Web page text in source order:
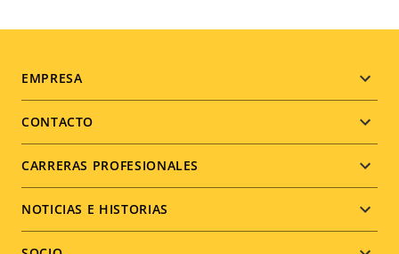
Footer
menu
EMPRESA
CONTACTO
CARRERAS PROFESIONALES
NOTICIAS E HISTORIAS